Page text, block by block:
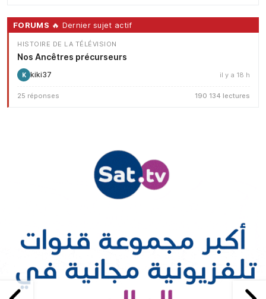
FORUMS 🔥 Dernier sujet actif
HISTOIRE DE LA TÉLÉVISION
Nos Ancêtres précurseurs
K kiki37 il y a 18 h
25 réponses 190 134 lectures